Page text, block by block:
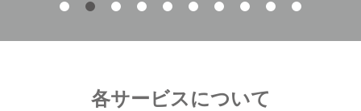
各サービスについて